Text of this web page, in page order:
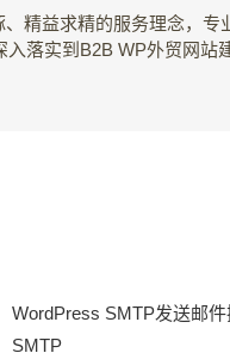
精益求精的服务理念，专
落实到B2B WP外贸网站
WordPress SMTP发送邮
SMTP